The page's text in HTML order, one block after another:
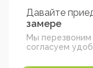
Давайте
замере
Мы перезвоним
согласуем